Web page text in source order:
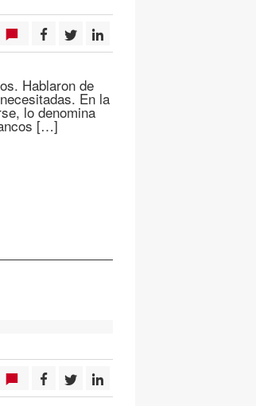
Hablaron de
En la
lo denomina
[…]